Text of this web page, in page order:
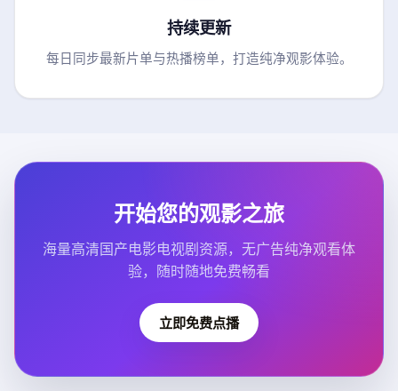
持续更新
每日同步最新片单与热播榜单，打造纯净观影体验。
开始您的观影之旅
海量高清国产电影电视剧资源，无广告纯净观看体
验，随时随地免费畅看
立即免费点播